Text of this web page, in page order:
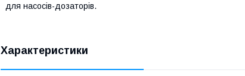
для насосів-дозаторів.
Характеристики